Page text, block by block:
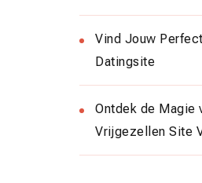
Vind Jouw
Datingsite
Ontdek de Magie
Vrijgezellen Site